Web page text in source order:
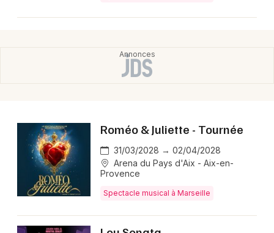
Sorties famille
d'Azur
Newsletter des sorties
Artistes en tournée
Roméo & Juliette - Tournée
31/03/2028 → 02/04/2028
Arena du Pays d'Aix - Aix-en-
Provence
Spectacle musical à Marseille